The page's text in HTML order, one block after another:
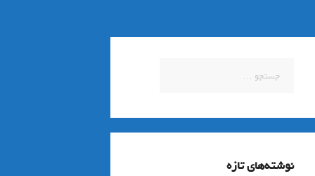
برای:
نوشته‌های تازه